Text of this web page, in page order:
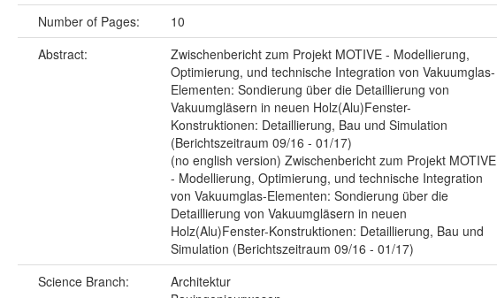
Number of Pages:
10
Abstract:
Zwischenbericht zum Projekt MOTIVE - Modellierung,
Optimierung, und technische Integration von Vakuumglas-
Elementen: Sondierung über die Detaillierung von
Vakuumgläsern in neuen Holz(Alu)Fenster-
Konstruktionen: Detaillierung, Bau und Simulation
(Berichtszeitraum 09/16 - 01/17)
(no english version) Zwischenbericht zum Projekt MOTIVE
- Modellierung, Optimierung, und technische Integration
von Vakuumglas-Elementen: Sondierung über die
Detaillierung von Vakuumgläsern in neuen
Holz(Alu)Fenster-Konstruktionen: Detaillierung, Bau und
Simulation (Berichtszeitraum 09/16 - 01/17)
Science Branch:
Architektur